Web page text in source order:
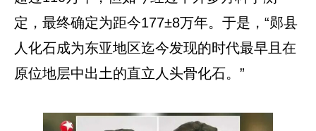
定，最终确定为距今177±8万年。于是，“郧县
人化石成为东亚地区迄今发现的时代最早且在
原位地层中出土的直立人头骨化石。”